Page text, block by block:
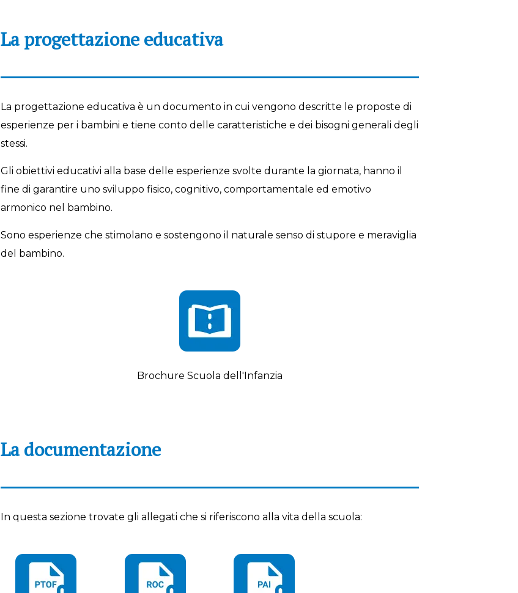
La progettazione educativa
La progettazione educativa è un documento in cui vengono descritte le proposte di
esperienze per i bambini e tiene conto delle caratteristiche e dei bisogni generali degli
stessi.
Gli obiettivi educativi alla base delle esperienze svolte durante la giornata, hanno il
fine di garantire uno sviluppo fisico, cognitivo, comportamentale ed emotivo
armonico nel bambino.
Sono esperienze che stimolano e sostengono il naturale senso di stupore e meraviglia
del bambino.
Brochure Scuola dell'Infanzia
La documentazione
In questa sezione trovate gli allegati che si riferiscono alla vita della scuola: